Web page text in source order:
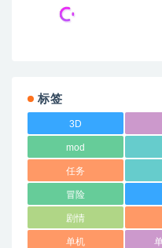
标签
3D
mod
任务
冒险
剧情
单机